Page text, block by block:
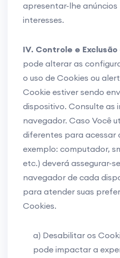
apresentar-lhe anúncios
interesses.
IV. Controle e
pode alterar as
o uso de Cookies ou
Cookie estiver sendo
dispositivo. Consulte as
navegador. Caso Você
diferentes para acessar
exemplo: computador,
etc.) deverá assegurar-
navegador de cada
para atender suas
Cookies.
a) Desabilitar os
pode impactar a